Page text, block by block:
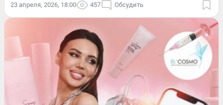
23 апреля, 2026, 18:00 457 Обсудить